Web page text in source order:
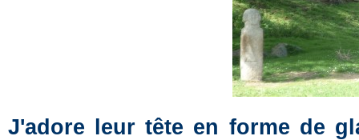
J'adore leur tête en forme de